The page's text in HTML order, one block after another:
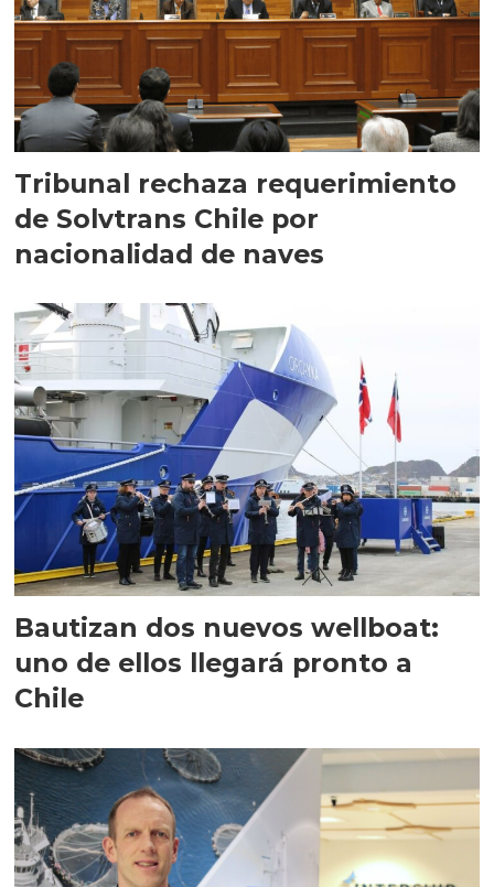
Tribunal rechaza requerimiento
de Solvtrans Chile por
nacionalidad de naves
Bautizan dos nuevos wellboat:
uno de ellos llegará pronto a
Chile